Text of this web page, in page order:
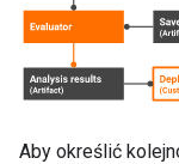
Aby określić